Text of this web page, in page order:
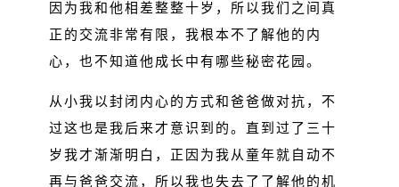
因为我和他相差整整十岁，所以我们之间真
正的交流非常有限，我根本不了解他的内
心，也不知道他成长中有哪些秘密花园。
从小我以封闭内心的方式和爸爸做对抗，不
过这也是我后来才意识到的。直到过了三十
岁我才渐渐明白，正因为我从童年就自动不
再与爸爸交流，所以我也失去了了解他的机